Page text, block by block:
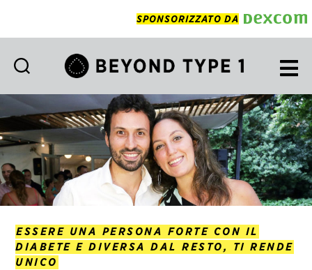
SPONSORIZZATO DA
Type
1
Italian
ESSERE UNA PERSONA FORTE CON IL
DIABETE E DIVERSA DAL RESTO, TI RENDE
UNICO